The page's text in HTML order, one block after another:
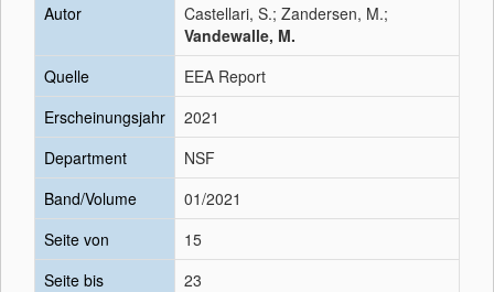
Autor
Castellari, S.; Zandersen, M.;
Vandewalle, M.
Quelle
EEA Report
Erscheinungsjahr
2021
Department
NSF
Band/Volume
01/2021
Seite von
15
Seite bis
23